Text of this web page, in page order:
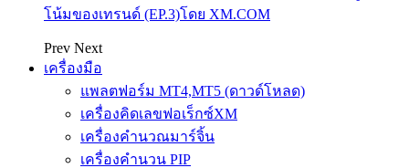
โน้มของเทรนด์ (EP.3)โดย XM.COM
Prev Next
เครื่องมือ
แพลตฟอร์ม MT4,MT5 (ดาวด์โหลด)
เครื่องคิดเลขฟอเร็กซ์XM
เครื่องคำนวณมาร์จิ้น
เครื่องคำนวน PIP